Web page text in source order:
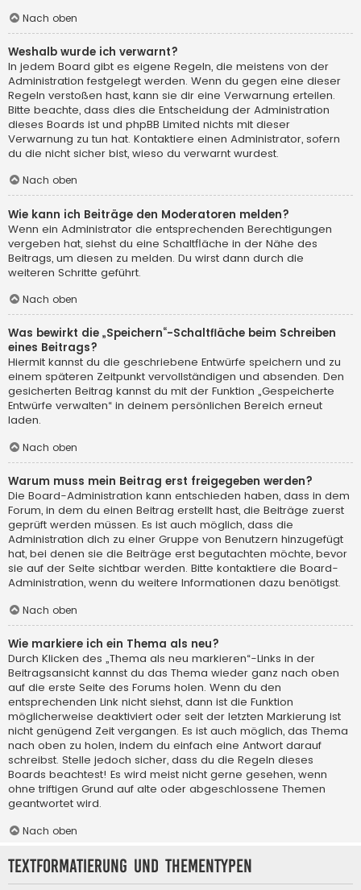
Nach oben
Weshalb wurde ich verwarnt?
In jedem Board gibt es eigene Regeln, die meistens von der
Administration festgelegt werden. Wenn du gegen eine dieser
Regeln verstoßen hast, kann sie dir eine Verwarnung erteilen.
Bitte beachte, dass dies die Entscheidung der Administration
dieses Boards ist und phpBB Limited nichts mit dieser
Verwarnung zu tun hat. Kontaktiere einen Administrator, sofern
du die nicht sicher bist, wieso du verwarnt wurdest.
Nach oben
Wie kann ich Beiträge den Moderatoren melden?
Wenn ein Administrator die entsprechenden Berechtigungen
vergeben hat, siehst du eine Schaltfläche in der Nähe des
Beitrags, um diesen zu melden. Du wirst dann durch die
weiteren Schritte geführt.
Nach oben
Was bewirkt die „Speichern“-Schaltfläche beim Schreiben
eines Beitrags?
Hiermit kannst du die geschriebene Entwürfe speichern und zu
einem späteren Zeitpunkt vervollständigen und absenden. Den
gesicherten Beitrag kannst du mit der Funktion „Gespeicherte
Entwürfe verwalten“ in deinem persönlichen Bereich erneut
laden.
Nach oben
Warum muss mein Beitrag erst freigegeben werden?
Die Board-Administration kann entschieden haben, dass in dem
Forum, in dem du einen Beitrag erstellt hast, die Beiträge zuerst
geprüft werden müssen. Es ist auch möglich, dass die
Administration dich zu einer Gruppe von Benutzern hinzugefügt
hat, bei denen sie die Beiträge erst begutachten möchte, bevor
sie auf der Seite sichtbar werden. Bitte kontaktiere die Board-
Administration, wenn du weitere Informationen dazu benötigst.
Nach oben
Wie markiere ich ein Thema als neu?
Durch Klicken des „Thema als neu markieren“-Links in der
Beitragsansicht kannst du das Thema wieder ganz nach oben
auf die erste Seite des Forums holen. Wenn du den
entsprechenden Link nicht siehst, dann ist die Funktion
möglicherweise deaktiviert oder seit der letzten Markierung ist
nicht genügend Zeit vergangen. Es ist auch möglich, das Thema
nach oben zu holen, indem du einfach eine Antwort darauf
schreibst. Stelle jedoch sicher, dass du die Regeln dieses
Boards beachtest! Es wird meist nicht gerne gesehen, wenn
ohne triftigen Grund auf alte oder abgeschlossene Themen
geantwortet wird.
Nach oben
Textformatierung und Thementypen